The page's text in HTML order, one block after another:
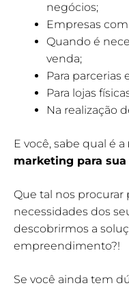
negócios;
Empresas
Quando é
venda;
Para parcerias
Para lojas
Na realização
E você, sabe qual é a
marketing para sua
Que tal nos procurar
necessidades dos
descobrirmos a
empreendimento?!
Se você ainda tem